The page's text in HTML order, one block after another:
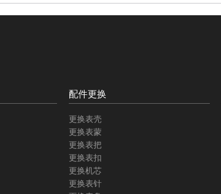
配件更换
更换表壳
更换表蒙
更换表把
更换表扣
更换机芯
更换表针